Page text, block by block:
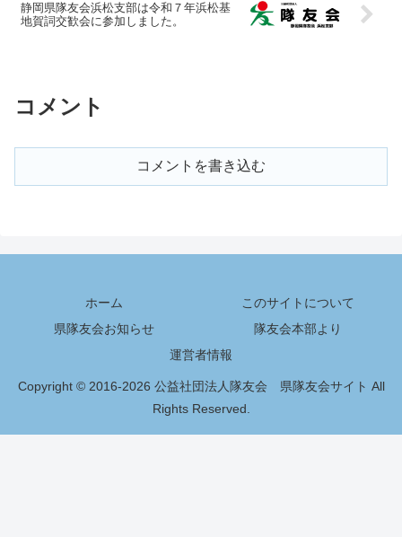
静岡県隊友会浜松支部は令和７年浜松基
地賀詞交歓会に参加しました。
コメント
コメントを書き込む
ホーム
このサイトについて
県隊友会お知らせ
隊友会本部より
運営者情報
Copyright © 2016-2026 公益社団法人隊友会 県隊友会サイト All
Rights Reserved.